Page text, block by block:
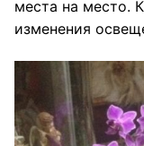
места на место.
изменения